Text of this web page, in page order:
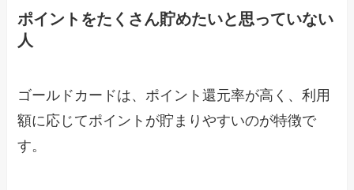
ポイントをたくさん貯めたいと思っていない
人
ゴールドカードは、ポイント還元率が高く、利用
額に応じてポイントが貯まりやすいのが特徴で
す。